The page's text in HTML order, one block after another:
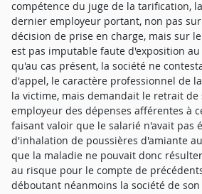
compétence du juge de la tarification,
dernier employeur portant, non pas
décision de prise en charge, mais sur
est pas imputable faute d'exposition
qu'au cas présent, la société ne
d'appel, le caractère professionnel de
la victime, mais demandait le retrait de
employeur des dépenses afférentes à
faisant valoir que le salarié n'avait pas
d'inhalation de poussières d'amiante
que la maladie ne pouvait donc
au risque pour le compte de
déboutant néanmoins la société de